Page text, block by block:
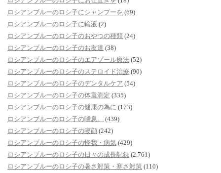
ロシアンブルーのロシ子にシャンプーを (69)
ロシアンブルーのロシ子に輸液 (2)
ロシアンブルーのロシ子のおやつの種類 (24)
ロシアンブルーのロシ子のお友達 (38)
ロシアンブルーのロシ子のエアゾール療法 (52)
ロシアンブルーのロシ子のステロイド治療 (90)
ロシアンブルーのロシ子のデンタルケア (54)
ロシアンブルーのロシ子の体重測定 (335)
ロシアンブルーのロシ子の健康の為に (173)
ロシアンブルーのロシ子の喘息。
(439)
ロシアンブルーのロシ子の寝顔 (242)
ロシアンブルーのロシ子の怪我・病気 (429)
ロシアンブルーのロシ子の日々の成長記録 (2,761)
ロシアンブルーのロシ子の暑さ対策・寒さ対策 (110)